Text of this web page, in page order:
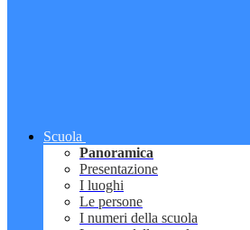
Scuola
Panoramica
Presentazione
I luoghi
Le persone
I numeri della scuola